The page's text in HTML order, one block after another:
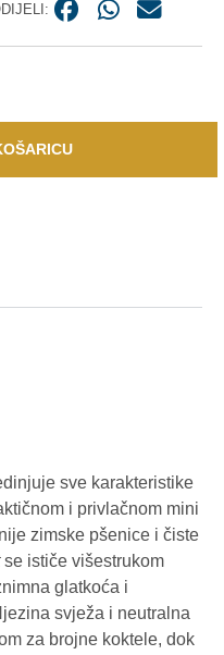
sve karakteristike
i privlačnom mini
zimske pšenice i čiste
se ističe višestrukom
glatkoća i
svježa i neutralna
za brojne koktele, dok